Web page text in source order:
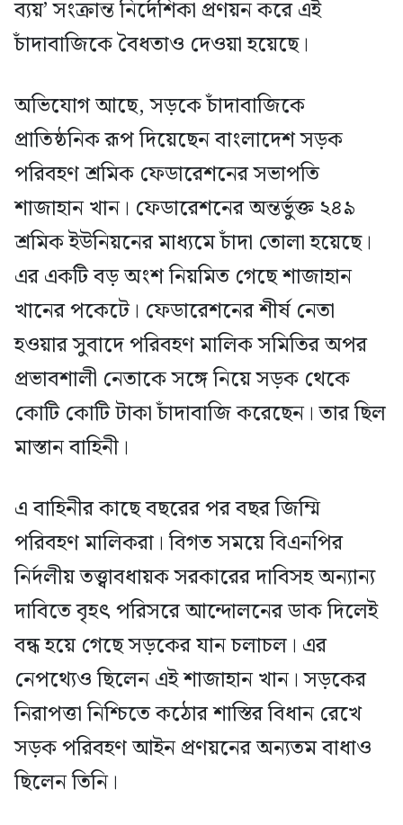
ব্যয়’ সংক্রান্ত নির্দেশিকা প্রণয়ন করে এই
চাঁদাবাজিকে বৈধতাও দেওয়া হয়েছে।
অভিযোগ আছে, সড়কে চাঁদাবাজিকে
প্রাতিষ্ঠনিক রূপ দিয়েছেন বাংলাদেশ সড়ক
পরিবহণ শ্রমিক ফেডারেশনের সভাপতি
শাজাহান খান। ফেডারেশনের অন্তর্ভুক্ত ২৪৯
শ্রমিক ইউনিয়নের মাধ্যমে চাঁদা তোলা হয়েছে।
এর একটি বড় অংশ নিয়মিত গেছে শাজাহান
খানের পকেটে। ফেডারেশনের শীর্ষ নেতা
হওয়ার সুবাদে পরিবহণ মালিক সমিতির অপর
প্রভাবশালী নেতাকে সঙ্গে নিয়ে সড়ক থেকে
কোটি কোটি টাকা চাঁদাবাজি করেছেন। তার ছিল
মাস্তান বাহিনী।
এ বাহিনীর কাছে বছরের পর বছর জিম্মি
পরিবহণ মালিকরা। বিগত সময়ে বিএনপির
নির্দলীয় তত্ত্বাবধায়ক সরকারের দাবিসহ অন্যান্য
দাবিতে বৃহৎ পরিসরে আন্দোলনের ডাক দিলেই
বন্ধ হয়ে গেছে সড়কের যান চলাচল। এর
নেপথ্যেও ছিলেন এই শাজাহান খান। সড়কের
নিরাপত্তা নিশ্চিতে কঠোর শাস্তির বিধান রেখে
সড়ক পরিবহণ আইন প্রণয়নের অন্যতম বাধাও
ছিলেন তিনি।